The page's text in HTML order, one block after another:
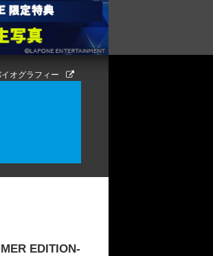
オグラフィー
EDITION-